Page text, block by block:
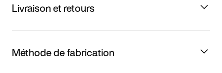
Livraison et retours
Méthode de fabrication